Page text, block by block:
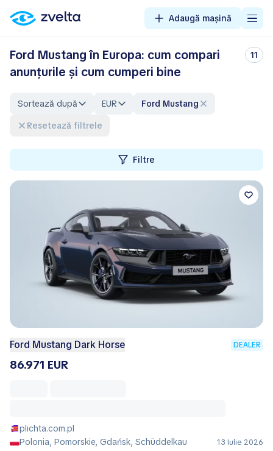
Adaugă mașină
Ford Mustang în Europa: cum compari
anunțurile și cum cumperi bine
11
Sortează după EUR
Ford Mustang
Resetează filtrele
Filtre
Ford Mustang Dark Horse DEALER
86.971 EUR
plichta.com.pl
Polonia, Pomorskie, Gdańsk, Schüddelkau
13 Iulie 2026